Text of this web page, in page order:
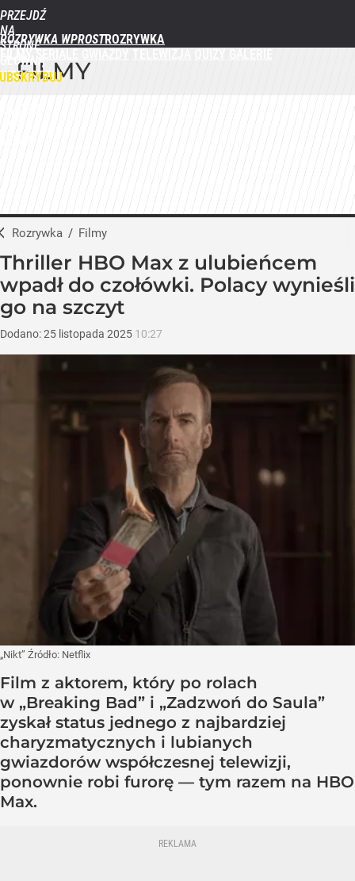
PRZEJDŹ
NA
STRONĘ
GŁÓWNĄ
WPROST.PL
ROZRYWKA WPROST
FILMY
Rozrywka / Filmy
Thriller HBO Max z ulubieńcem
wpadł do czołówki. Polacy wynieśli
go na szczyt
Dodano:25 listopada 2025 10:27
„Nikt” Źródło: Netflix
Film z aktorem, który po rolach
w „Breaking Bad” i „Zadzwoń do Saula”
zyskał status jednego z najbardziej
charyzmatycznych i lubianych
gwiazdorów współczesnej telewizji,
ponownie robi furorę — tym razem na HBO
Max.